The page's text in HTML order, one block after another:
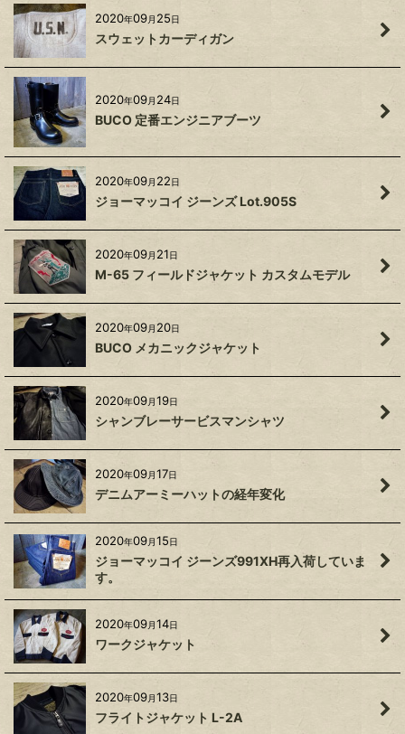
2020年09月 25日
スウェットカーディガン
2020年09月 24日
BUCO 定番エンジニアブーツ
2020年09月 22日
ジョーマッコイ ジーンズ Lot.905S
2020年09月 21日
M-65 フィールドジャケット カスタムモデル
2020年09月 20日
BUCO メカニックジャケット
2020年09月19日
シャンブレーサービスマンシャツ
2020年09月17日
デニムアーミーハットの経年変化
2020年09月15日
ジョーマッコイ ジーンズ991XH再入荷していま
す。
2020年09月14日
ワークジャケット
2020年09月13日
フライトジャケット L-2A